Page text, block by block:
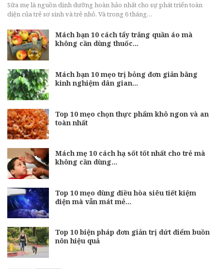
Sữa mẹ là nguồn dinh dưỡng hoàn hảo nhất cho sự phát triển toàn
diện của trẻ sơ sinh và trẻ nhỏ. Và trong 6 tháng…
Mách bạn 10 cách tẩy trắng quần áo mà
không cần dùng thuốc…
Mách bạn 10 mẹo trị bỏng đơn giản bằng
kinh nghiệm dân gian…
Top 10 mẹo chọn thực phẩm khô ngon và an
toàn nhất
Mách mẹ 10 cách hạ sốt tốt nhất cho trẻ mà
không cần dùng…
Top 10 mẹo dùng điều hòa siêu tiết kiệm
điện mà vẫn mát mẻ…
Top 10 biện pháp đơn giản trị dứt điểm buồn
nôn hiệu quả